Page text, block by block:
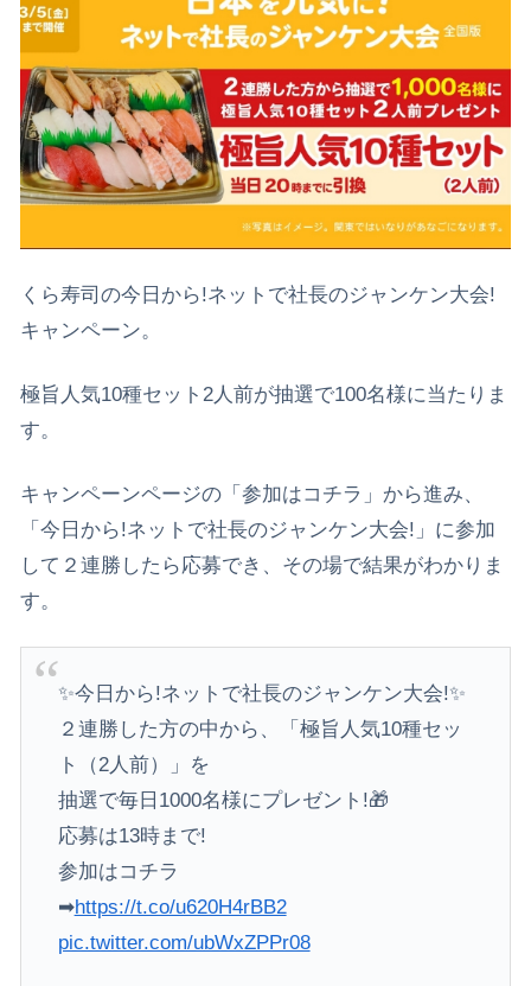
くら寿司の今日から!ネットで社長のジャンケン大会!
キャンペーン。
極旨人気10種セット2人前が抽選で100名様に当たりま
す。
キャンペーンページの「参加はコチラ」から進み、
「今日から!ネットで社長のジャンケン大会!」に参加
して２連勝したら応募でき、その場で結果がわかりま
す。
✨今日から!ネットで社長のジャンケン大会!✨
２連勝した方の中から、「極旨人気10種セッ
ト（2人前）」を
抽選で毎日1000名様にプレゼント!🎁
応募は13時まで!
参加はコチラ
➡https://t.co/u620H4rBB2
pic.twitter.com/ubWxZPPr08